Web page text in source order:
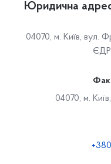
Юридична
04070, м. Київ, вул.
04070, м.